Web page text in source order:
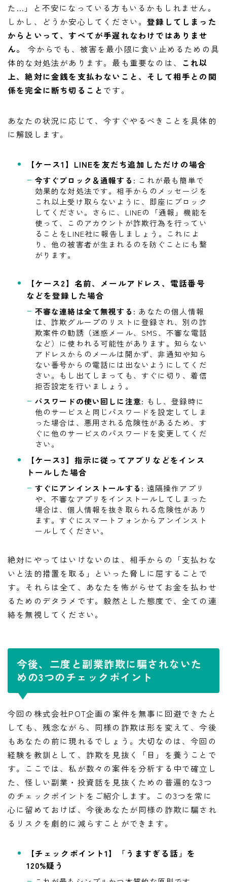
た…」と不安になっている方もいるかもしれません。
しかし、どうか安心してください。登録してしまった
からといって、すべてが手遅れなわけではありませ
ん。
今からでも、被害を最小限に食い止めるための具
体的な対処法があります。最も重要なのは、 これ以
上、絶対に金銭を支払わないこと、そして相手との関
係を完全に断ち切ること です。
あなたの状況に応じて、今すぐやるべきことを具体的
に解説します。
【ケース1】LINEを友だち追加しただけの場合
今すぐブロック＆通報する : これが最も簡単で
効果的な対処法です。相手からのメッセージを
これ以上受け取らないように、即座にブロック
してください。さらに、LINEの「通報」機能を
使って、このアカウントが詐欺行為を行ってい
ることをLINE社に報告しましょう。これによ
り、他の被害者が生まれるのを防ぐことにも繋
がります。
【ケース2】名前、メールアドレス、電話番号
などを登録した場合
不審な連絡は全て無視する : あなたの個人情報
は、詐欺グループのリストに登録され、別の詐
欺案件の勧誘（迷惑メール、SMS、不審な電話
など）に使われる可能性があります。知らない
アドレスからのメールは開かず、非通知や知ら
ない番号からの電話には出ないようにしてくだ
さい。もし出てしまっても、すぐに切り、着信
拒否設定を行いましょう。
パスワードの使い回しに注意: もし、登録時に
他のサービスと同じパスワードを設定してしま
った場合は、悪用される危険性があるため、す
ぐに他のサービスのパスワードを変更してくだ
さい。
【ケース3】指示に従ってアプリなどをインス
トールした場合
すぐにアンインストールする : 遠隔操作アプリ
や、不審なアプリをインストールしてしまった
場合は、個人情報を抜き取られる危険性があり
ます。すぐにスマートフォンからアンインスト
ールしてください。
絶対にやってはいけないのは、相手からの「支払わな
いと法的措置を取る」といった脅しに屈することで
す。それらは全て、あなたを怖がらせてお金を払わせ
るためのデタラメです。毅然とした態度で、全ての連
絡を無視してください。
今後、二度と副業詐欺に騙されないた
めの3つのチェックポイント
今回の株式会社POT企画の案件を無事に回避できたと
しても、残念ながら、同様の詐欺は形を変えて、今後
もあなたの前に現れるでしょう。大切なのは、今回の
経験を教訓として、詐欺を見抜く「目」を養うことで
す。ここでは、私が数々の案件を分析する中で確立し
た、怪しい副業・投資話を見抜くための普遍的な3つ
のチェックポイントをご紹介します。この3つを常に
心に留めておけば、今後あなたが同様の詐欺に騙され
るリスクを劇的に減らすことができます。
【チェックポイント1】「うますぎる話」を
120%疑う
副業の専門家みさきと友達になる